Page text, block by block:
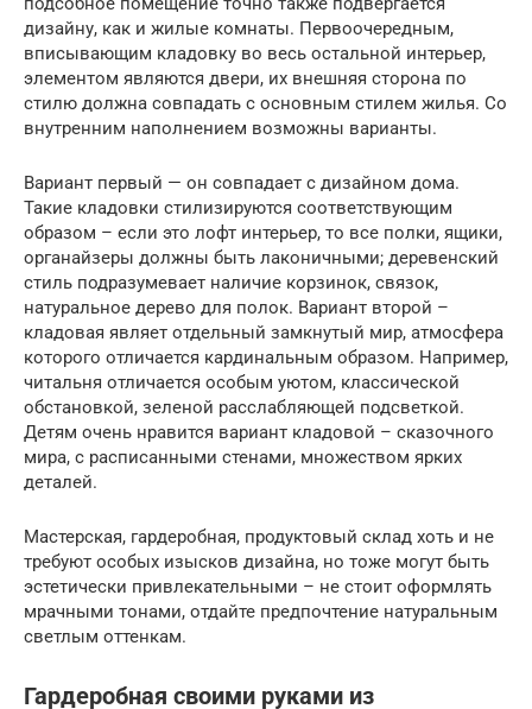
дизайну, как и жилые комнаты. Первоочередным,
вписывающим кладовку во весь остальной интерьер,
элементом являются двери, их внешняя сторона по
стилю должна совпадать с основным стилем жилья. Со
внутренним наполнением возможны варианты.
Вариант первый — он совпадает с дизайном дома.
Такие кладовки стилизируются соответствующим
образом – если это лофт интерьер, то все полки, ящики,
органайзеры должны быть лаконичными; деревенский
стиль подразумевает наличие корзинок, связок,
натуральное дерево для полок. Вариант второй –
кладовая являет отдельный замкнутый мир, атмосфера
которого отличается кардинальным образом. Например,
читальня отличается особым уютом, классической
обстановкой, зеленой расслабляющей подсветкой.
Детям очень нравится вариант кладовой – сказочного
мира, с расписанными стенами, множеством ярких
деталей.
Мастерская, гардеробная, продуктовый склад хоть и не
требуют особых изысков дизайна, но тоже могут быть
эстетически привлекательными – не стоит оформлять
мрачными тонами, отдайте предпочтение натуральным
светлым оттенкам.
Гардеробная своими руками из